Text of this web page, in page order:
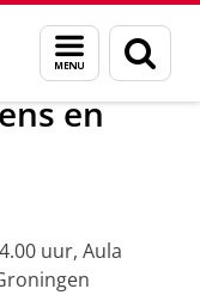
Menu
en
zoeken
en
uur, Aula